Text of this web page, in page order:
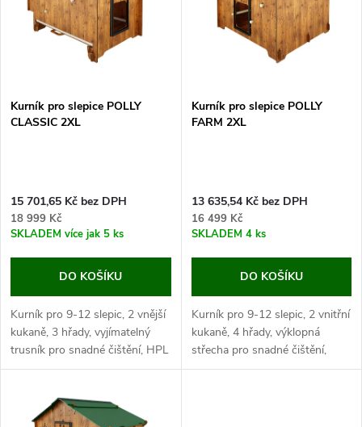
p
o
d
k
t
Abecedně
p
s
p
o
d
u
k
t
Kurník pro slepice POLLY
CLASSIC 2XL
15 701,65 Kč bez DPH
18 999 Kč
SKLADEM více jak 5 ks
DO KOŠÍKU
Kurník pro 9-12 slepic, 2 vnější
kukaně, 3 hřady, vyjímatelný
trusník pro snadné čištění, HPL
laminát, rozměry: 105x155x107
kurník pro cca 10 slepic,...
Kurník pro slepice POLLY
FARM 2XL
13 635,54 Kč bez DPH
16 499 Kč
SKLADEM 4 ks
DO KOŠÍKU
Kurník pro 9-12 slepic, 2 vnitřní
kukaně, 4 hřady, výklopná
střecha pro snadné čištění,
HPL laminát, rozměry: